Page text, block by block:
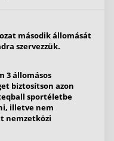
második állomását
szervezzük.
3 állomásos
biztosítson azon
sportéletbe
illetve nem
nemzetközi